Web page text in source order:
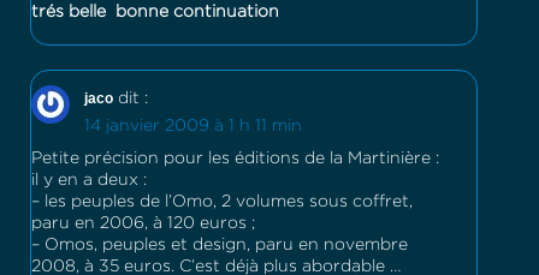
trés belle bonne continuation
jaco dit :
14 janvier 2009 à 1 h 11 min
Petite précision pour les éditions de la Martinière :
il y en a deux :
– les peuples de l’Omo, 2 volumes sous coffret,
paru en 2006, à 120 euros ;
– Omos, peuples et design, paru en novembre
2008, à 35 euros. C’est déjà plus abordable …